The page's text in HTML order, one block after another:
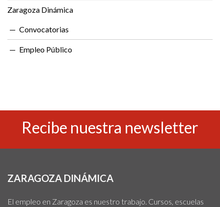
Zaragoza Dinámica
Convocatorias
Empleo Público
Recibe nuestra newsletter
ZARAGOZA DINÁMICA
El empleo en Zaragoza es nuestro trabajo. Cursos, escuelas